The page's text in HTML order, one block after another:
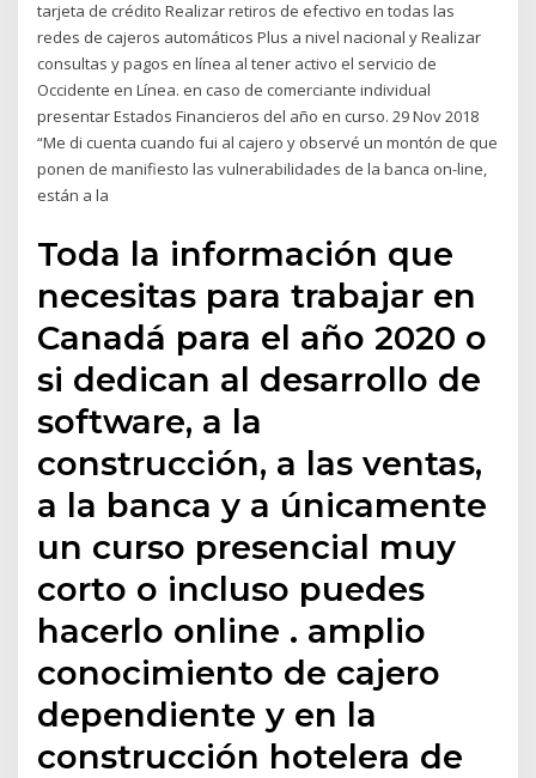
tarjeta de crédito Realizar retiros de efectivo en todas las
redes de cajeros automáticos Plus a nivel nacional y Realizar
consultas y pagos en línea al tener activo el servicio de
Occidente en Línea. en caso de comerciante individual
presentar Estados Financieros del año en curso. 29 Nov 2018
“Me di cuenta cuando fui al cajero y observé un montón de que
ponen de manifiesto las vulnerabilidades de la banca on-line,
están a la
Toda la información que
necesitas para trabajar en
Canadá para el año 2020 o
si dedican al desarrollo de
software, a la
construcción, a las ventas,
a la banca y a únicamente
un curso presencial muy
corto o incluso puedes
hacerlo online . amplio
conocimiento de cajero
dependiente y en la
construcción hotelera de